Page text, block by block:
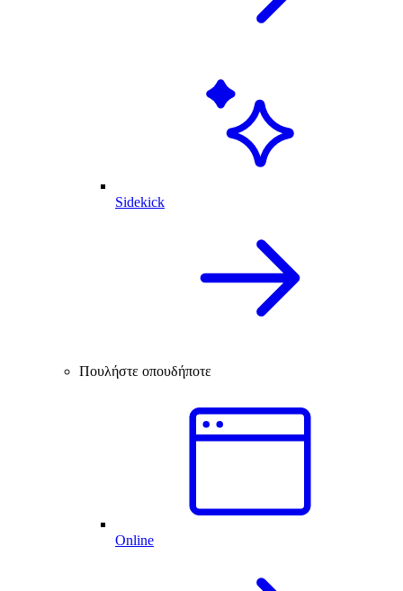
Sidekick
Πουλήστε οπουδήποτε
Online